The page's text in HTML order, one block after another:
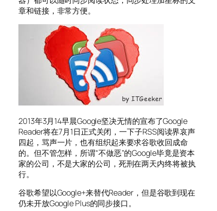
章和链接，非常方便。
2013年3月14早晨Google坚决无情的宣布了Google
Reader将在7月1日正式关闭，一下子RSS阅读界哀声
四起，骂声一片，也有组织起来要求谷歌收回成命
的。但不管怎样，所谓“不做恶”的Google毕竟是资本
家的公司，不是大家的公司，死刑在两天内终将被执
行。
谷歌希望以Google+来替代Reader，但是谷歌到现在
仍未开放Google Plus的同步接口。